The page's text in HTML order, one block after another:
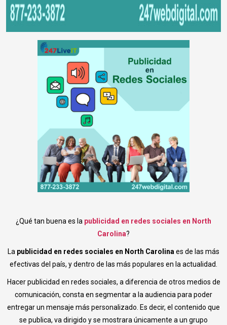
¿Qué tan buena es la publicidad en redes sociales en North
Carolina?
La publicidad en redes sociales en North Carolinaes de las más
efectivas del país, y dentro de las más populares en la actualidad.
Hacer publicidad en redes sociales, a diferencia de otros medios de
comunicación, consta en segmentar a la audiencia para poder
entregar un mensaje más personalizado. Es decir, el contenido que
se publica, va dirigido y se mostrara únicamente a un grupo